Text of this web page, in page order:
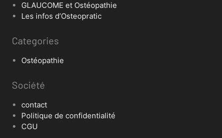
GLAUCOME et Ostéopathie
Les infos d’Osteopratic
Categories
Ostéopathie
Société
contact
Politique de confidentialité
CGU